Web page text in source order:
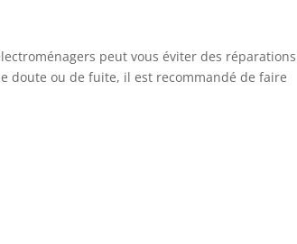
peut vous éviter des réparations
doute ou de fuite, il est recommandé de faire